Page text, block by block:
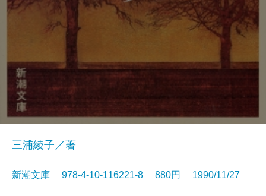
三浦綾子／著
新潮文庫 978-4-10-116221-8 880円 1990/11/27